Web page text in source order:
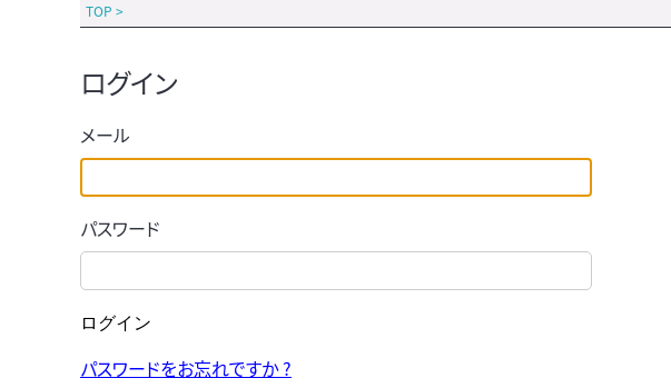
TOP >
ログイン
メール
パスワード
ログイン
パスワードをお忘れですか ?